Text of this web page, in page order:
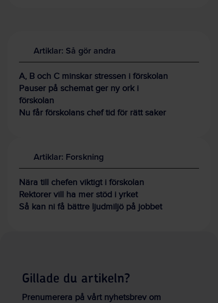
Artiklar: Så gör andra
A, B och C minskar stressen i förskolan
Pauser på schemat ger ny ork i
förskolan
Nu får förskolans chef tid för rätt saker
Artiklar: Forskning
Nära till chefen viktigt i förskolan
Rektorer vill ha mer stöd i yrket
Så kan ni få bättre ljudmiljö på jobbet
Gillade du artikeln?
Prenumerera på vårt nyhetsbrev om